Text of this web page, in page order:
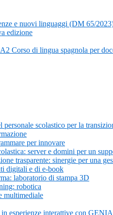
e nuovi linguaggi (DM 65/
edizione
Corso di lingua spagnola per
scolastico per la
per innovare
server e domini per un
trasparente: sinergie per una
digitali e di e-book
laboratorio di stampa 3D
robotica
multimediale
in esperienze interattive con